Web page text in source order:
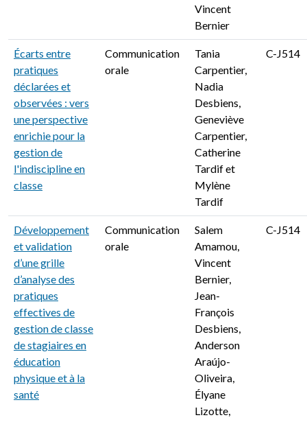
Vincent
Bernier
Écarts entre
pratiques
déclarées et
observées : vers
une perspective
enrichie pour la
gestion de
l'indiscipline en
classe
Communication
orale
Tania
Carpentier,
Nadia
Desbiens,
Geneviève
Carpentier,
Catherine
Tardif et
Mylène
Tardif
C-J514
Développement
et validation
d’une grille
d’analyse des
pratiques
effectives de
gestion de classe
de stagiaires en
éducation
physique et à la
santé
Communication
orale
Salem
Amamou,
Vincent
Bernier,
Jean-
François
Desbiens,
Anderson
Araújo-
Oliveira,
Élyane
Lizotte,
C-J514